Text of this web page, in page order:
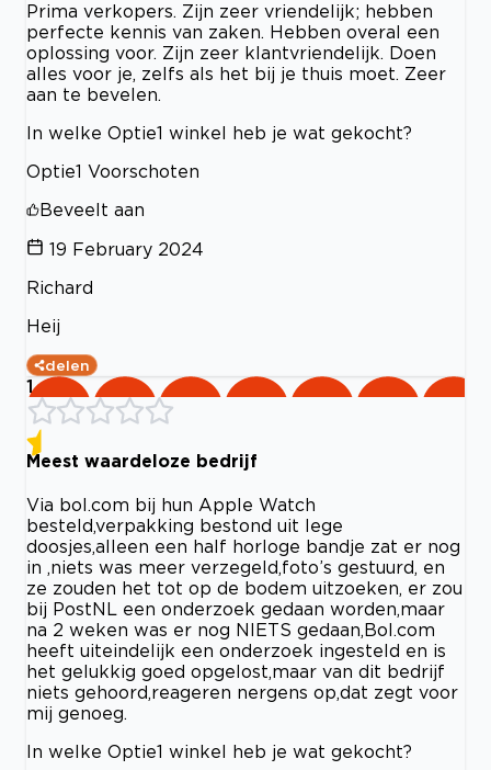
Prima verkopers. Zijn zeer vriendelijk; hebben
perfecte kennis van zaken. Hebben overal een
oplossing voor. Zijn zeer klantvriendelijk. Doen
alles voor je, zelfs als het bij je thuis moet. Zeer
aan te bevelen.
In welke Optie1 winkel heb je wat gekocht?
Optie1 Voorschoten
Beveelt aan
19 February 2024
Richard
Heij
delen
1
Meest waardeloze bedrijf
Via bol.com bij hun Apple Watch
besteld,verpakking bestond uit lege
doosjes,alleen een half horloge bandje zat er nog
in ,niets was meer verzegeld,foto’s gestuurd, en
ze zouden het tot op de bodem uitzoeken, er zou
bij PostNL een onderzoek gedaan worden,maar
na 2 weken was er nog NIETS gedaan,Bol.com
heeft uiteindelijk een onderzoek ingesteld en is
het gelukkig goed opgelost,maar van dit bedrijf
niets gehoord,reageren nergens op,dat zegt voor
mij genoeg.
In welke Optie1 winkel heb je wat gekocht?